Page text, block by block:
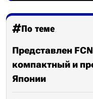
По теме
Представлен
компактный и
Японии